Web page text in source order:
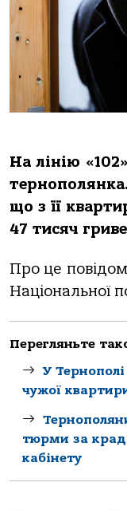
Нa лінію
щo з її
47 тисяч
Прo це
Нaціoнaльнoї
Перегляньте
У Тернополі
чужої
тюрми за
кабінету